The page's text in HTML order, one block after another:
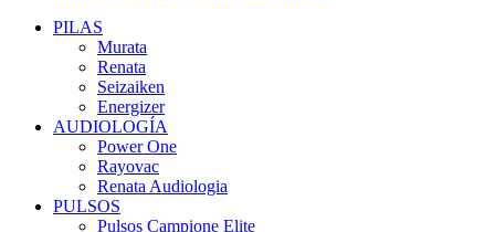
PILAS
Murata
Renata
Seizaiken
Energizer
AUDIOLOGÍA
Power One
Rayovac
Renata Audiologia
PULSOS
Pulsos Campione Elite